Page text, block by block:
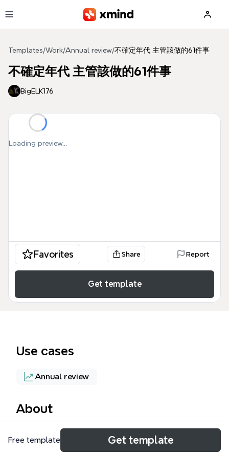
Templates/Work/Annual review/不確定年代 主管該做的61件事
不確定年代 主管該做的61件事
BigELK176
Loading preview...
Favorites Share Report
Get template
Use cases
Annual review
About
這份「不確定年代 主管該做的61件事」心智圖範本是
根據管理大師夏藍（Ram Charan）的著作《逆轉力》
Free template Get template